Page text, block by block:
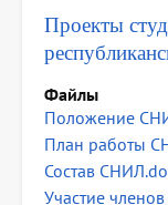
Проекты
Файлы
Положение
План работы
Состав
Участие